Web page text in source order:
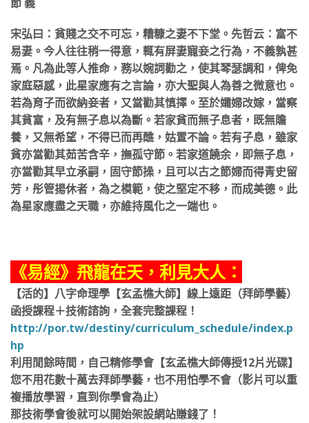
宋弘曰：貧賤之交不可忘，糟糠之妻不下堂。先哲云：富不
易妻。今人往往稍一得意，輒有屏妻寵妾之行為，不義孰甚
焉。凡為此等人推命，務以婉詞勸之，使其琴瑟調和，俾免
家庭惡感，此星家應有之言論，亦大聖與人為善之微意也。
若為育子而欲納妾者，又當勸其慎擇。至於孀婦改嫁，當察
其貧富，及有無子息以為斷。若家貧而無子息者，既無贍
養，又無希望，不得已而再醮，姑置不論。若有子息，雖家
貧亦當勸其茹苦含辛，撫孤守節。若家道饒余，即無子息，
亦當勸其早立承嗣，固守節操，且可以古之節婦而得青史留
芳，彤管揚休者，為之模範，使之堅定不移，而成美德。此
為星家應盡之天職，亦維持風化之一端也。
《易經》飛龍在天，利見大人：
【活的】八字命理學【玄孟樵大師】線上遠距（拜師學藝）
函授課程＋技術諮詢，全套完整課程！
http://por.tw/destiny/curriculum_schedule/index.p
hp
利用閒餘時間，自己精修學會【玄孟樵大師傳授12片光碟】
您不用花數十萬去拜師學藝，也不用怕學不會（影片可以重
複播放學習，直到你學會為止）
那技術學會後就可以開始架設網站賺錢了！